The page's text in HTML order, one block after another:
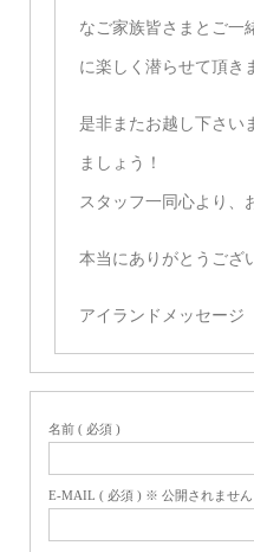
なご家族皆さまとご一
に楽しく潜らせて頂き
是非またお越し下さい
ましょう！
スタッフ一同心より、
本当にありがとうござ
アイランドメッセー
名前 ( 必須 )
E-MAIL ( 必須 ) ※ 公開されません